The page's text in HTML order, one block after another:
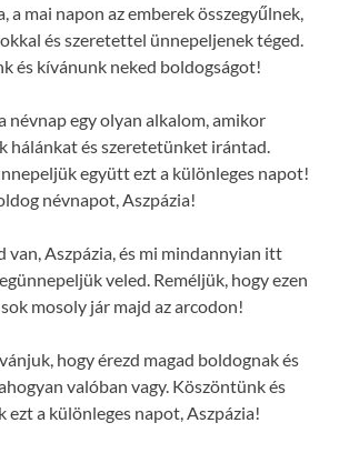
a mai napon az emberek összegyűlnek,
és szeretettel ünnepeljenek téged.
és kívánunk neked boldogságot!
névnap egy olyan alkalom, amikor
hálánkat és szeretetünket irántad.
együtt ezt a különleges napot!
névnapot, Aszpázia!
van, Aszpázia, és mi mindannyian itt
veled. Reméljük, hogy ezen
mosoly jár majd az arcodon!
hogy érezd magad boldognak és
valóban vagy. Köszöntünk és
ezt a különleges napot, Aszpázia!